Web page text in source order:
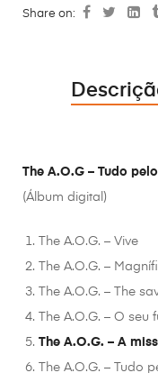
Share on:
The A.O.G – Tudo
(Álbum digital)
The A.O.G. – Vive
The A.O.G. –
The A.O.G. – The
The A.O.G. – O
The A.O.G. – A
The A.O.G. – Tudo